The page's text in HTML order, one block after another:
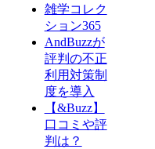
雑学コレク
ション365
AndBuzzが
評判の不正
利用対策制
度を導入
【&Buzz】
口コミや評
判は？